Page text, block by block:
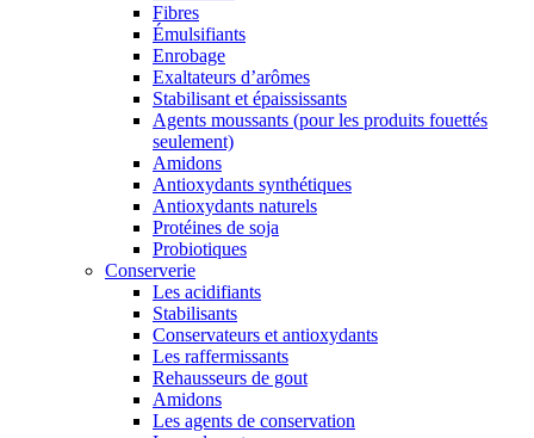
Fibres
Émulsifiants
Enrobage
Exaltateurs d’arômes
Stabilisant et épaississants
Agents moussants (pour les produits fouettés
seulement)
Amidons
Antioxydants synthétiques
Antioxydants naturels
Protéines de soja
Probiotiques
Conserverie
Les acidifiants
Stabilisants
Conservateurs et antioxydants
Les raffermissants
Rehausseurs de gout
Amidons
Les agents de conservation